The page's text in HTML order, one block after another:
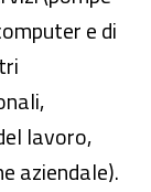
e di
lavoro,
aziendale).